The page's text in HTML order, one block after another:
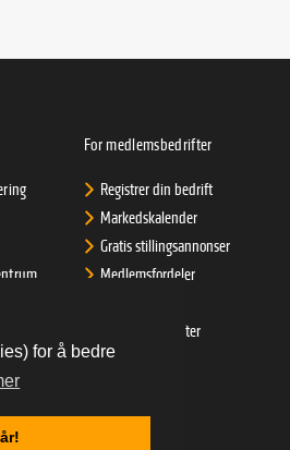
for å bedre
For medlemsbedrifter
Registrer din bedrift
Markedskalender
Gratis stillingsannonser
Medlemsfordeler
medlemsbedrifter
Priser
LOGG INN